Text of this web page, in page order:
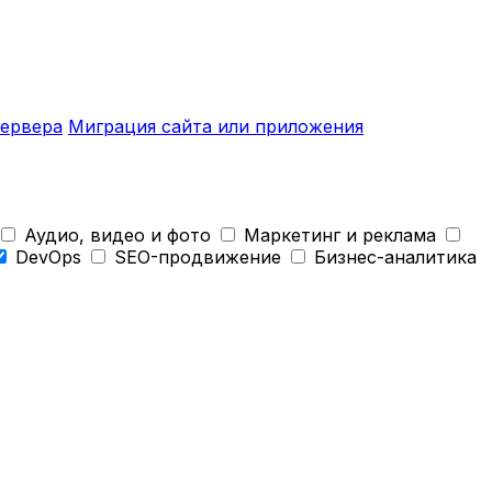
Миграция сайта или приложения
Аудио, видео и фото
Маркетинг и реклама
DevOps
SEO-продвижение Бизнес-аналитика